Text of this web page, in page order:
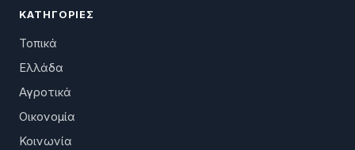
ΚΑΤΗΓΟΡΊΕΣ
Τοπικά
Ελλάδα
Αγροτικά
Οικονομία
Κοινωνία